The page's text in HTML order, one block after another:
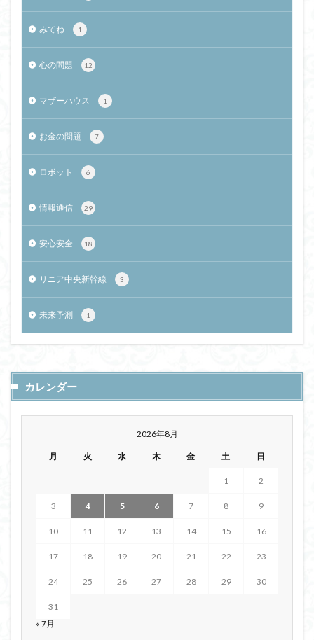
みてね 1
心の問題 12
マザーハウス 1
お金の問題 7
ロボット 6
情報通信 29
安心安全 18
リニア中央新幹線 3
未来予測 1
カレンダー
2026年8月
月 火 水 木 金 土 日
1 2
3 4 5 6 7 8 9
10 11 12 13 14 15 16
17 18 19 20 21 22 23
24 25 26 27 28 29 30
31
« 7月